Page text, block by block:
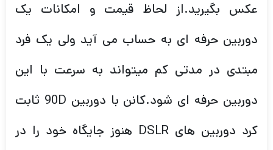
عکس بگیرید.از لحاظ قیمت و امکانات یک
دوربین حرفه ای به حساب می آید ولی یک فرد
مبتدی در مدتی کم میتواند به سرعت با این
دوربین حرفه ای شود.کانن با دوربین 90D ثابت
کرد دوربین های DSLR هنوز جایگاه خود را در